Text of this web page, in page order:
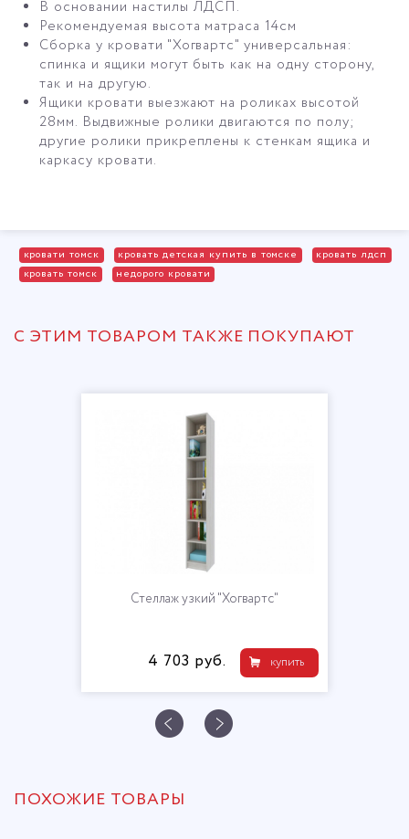
В основании настилы ЛДСП.
Рекомендуемая высота матраса 14см
Сборка у кровати "Хогвартс" универсальная:
спинка и ящики могут быть как на одну сторону,
так и на другую.
Ящики кровати выезжают на роликах высотой
28мм. Выдвижные ролики двигаются по полу;
другие ролики прикреплены к стенкам ящика и
каркасу кровати.
кровати томск кровать детская купить в томске
кровать лдсп
кровать томск
недорого кровати
С ЭТИМ ТОВАРОМ ТАКЖЕ ПОКУПАЮТ
Стеллаж узкий "Хогвартс"
купить
4 703 руб.
ПОХОЖИЕ ТОВАРЫ